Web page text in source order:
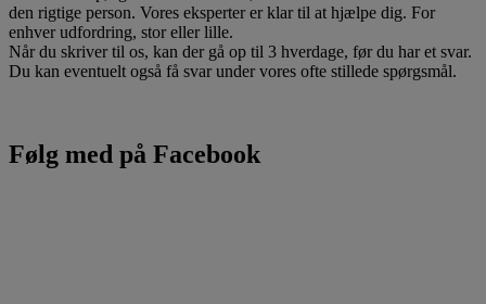
den rigtige person. Vores eksperter er klar til at hjælpe dig. For
enhver udfordring, stor eller lille.
Når du skriver til os, kan der gå op til 3 hverdage, før du har et svar.
Du kan eventuelt også få svar under vores ofte stillede spørgsmål.
Følg med på Facebook